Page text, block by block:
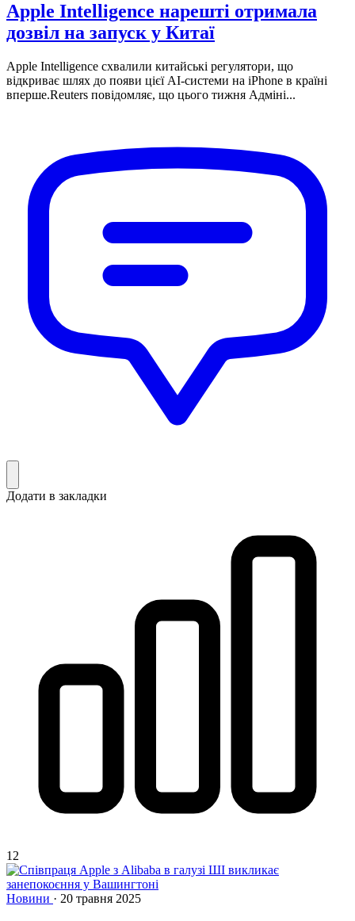
Apple Intelligence нарешті отримала
дозвіл на запуск у Китаї
Apple Intelligence схвалили китайські регулятори, що
відкриває шлях до появи цієї AI-системи на iPhone в країні
вперше.Reuters повідомляє, що цього тижня Адміні...
Додати в закладки
12
Новини · 20 травня 2025